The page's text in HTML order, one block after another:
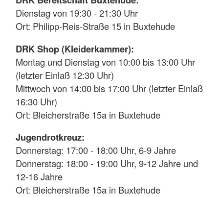
Dienstag von 19:30 - 21:30 Uhr
Ort: Philipp-Reis-Straße 15 in Buxtehude
DRK Shop (Kleiderkammer):
Montag und Dienstag von 10:00 bis 13:00 Uhr
(letzter Einlaß 12:30 Uhr)
Mittwoch von 14:00 bis 17:00 Uhr (letzter Einlaß
16:30 Uhr)
Ort: Bleicherstraße 15a in Buxtehude
Jugendrotkreuz:
Donnerstag: 17:00 - 18:00 Uhr, 6-9 Jahre
Donnerstag: 18:00 - 19:00 Uhr, 9-12 Jahre und
12-16 Jahre
Ort: Bleicherstraße 15a in Buxtehude